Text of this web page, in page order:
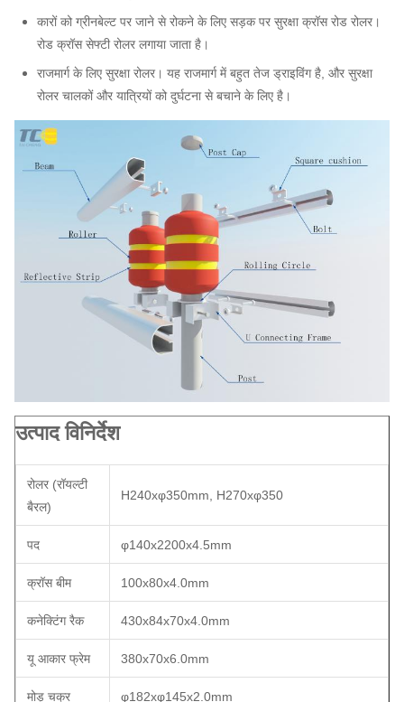
कारों को ग्रीनबेल्ट पर जाने से रोकने के लिए सड़क पर सुरक्षा क्रॉस रोड रोलर।
रोड क्रॉस सेफ्टी रोलर लगाया जाता है।
राजमार्ग के लिए सुरक्षा रोलर। यह राजमार्ग में बहुत तेज ड्राइविंग है, और सुरक्षा
रोलर चालकों और यात्रियों को दुर्घटना से बचाने के लिए है।
उत्पाद विनिर्देश
रोलर (रॉयल्टी
बैरल)
H240xφ350mm, H270xφ350
पद φ140x2200x4.5mm
क्रॉस बीम 100x80x4.0mm
कनेक्टिंग रैक 430x84x70x4.0mm
यू आकार फ्रेम 380x70x6.0mm
मोड़ चक्र φ182xφ145x2.0mm